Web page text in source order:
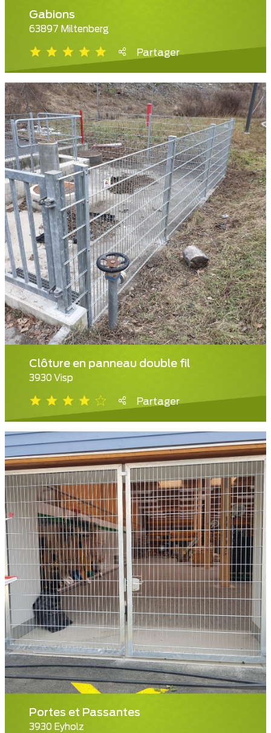
Gabions
63897 Miltenberg
Partager
Clôture en panneau double fil
3930 Visp
Partager
Portes et Passantes
3930 Eyholz